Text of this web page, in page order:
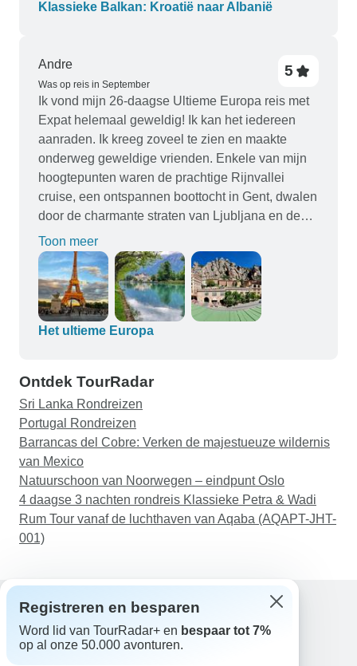
Klassieke Balkan: Kroatië naar Albanië
Andre
Was op reis in September
5
Ik vond mijn 26-daagse Ultieme Europa reis met
Expat helemaal geweldig! Ik kan het iedereen
aanraden. Ik kreeg zoveel te zien en maakte
onderweg geweldige vrienden. Enkele van mijn
hoogtepunten waren de prachtige Rijnvallei
cruise, een ontspannen boottocht in Gent, dwalen
door de charmante straten van Ljubljana en de
romantiek van Venetië. Ik werd vooral verliefd op
Burano, met zijn kleurrijke huizen en unieke
charme. Zwitserland was een andere favoriet -
het landschap was adembenemend en ik genoot
ervan om ook buiten de geplande rondreis op
ontdekkingstocht te gaan. Een groot applaus voor
fantastische ervaring had. En onze buschauffeur
was geweldig - samen maakten ze de reis echt
onvergetelijk.
Toon meer
Het ultieme Europa
Ontdek TourRadar
Sri Lanka Rondreizen
Portugal Rondreizen
Barrancas del Cobre: Verken de majestueuze wildernis
van Mexico
Natuurschoon van Noorwegen – eindpunt Oslo
4 daagse 3 nachten rondreis Klassieke Petra & Wadi
Rum Tour vanaf de luchthaven van Aqaba (AQAPT-JHT-
001)
Hulp
Neem contact met ons op
Registreren en besparen
Word lid van TourRadar+ en bespaar tot 7%
op al onze 50.000 avonturen.